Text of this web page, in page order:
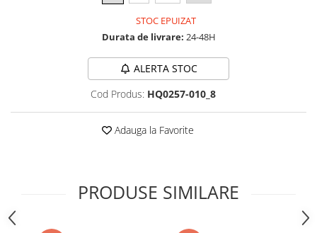
STOC EPUIZAT
Durata de livrare: 24-48H
ALERTA STOC
Cod Produs: HQ0257-010_8
Adauga la Favorite
PRODUSE SIMILARE